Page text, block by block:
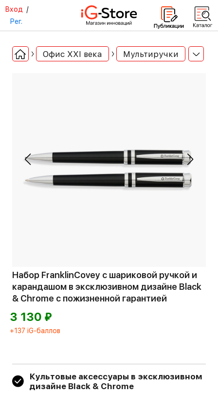
Вход /
Рег.
Офис ХХI века Мультиручки
Набор FranklinCovey с шариковой ручкой и
карандашом в эксклюзивном дизайне Black
& Chrome с пожизненной гарантией
3 130 ⃏
+137 iG-баллов
Культовые аксессуары в эксклюзивном
дизайне Black & Chrome